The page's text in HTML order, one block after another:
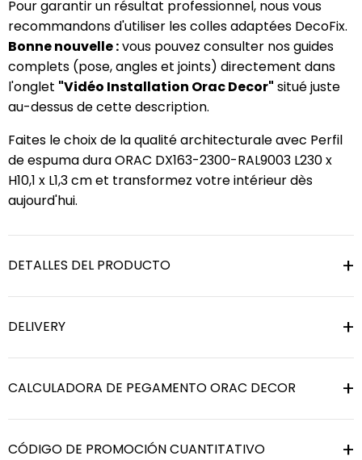
Pour garantir un résultat professionnel, nous vous
recommandons d'utiliser les colles adaptées DecoFix.
Bonne nouvelle :vous pouvez consulter nos guides
complets (pose, angles et joints) directement dans
l'onglet "Vidéo Installation Orac Decor" situé juste
au-dessus de cette description.
Faites le choix de la qualité architecturale avec Perfil
de espuma dura ORAC DX163-2300-RAL9003 L230 x
H10,1 x L1,3 cm et transformez votre intérieur dès
aujourd'hui.
DETALLES DEL PRODUCTO
DELIVERY
CALCULADORA DE PEGAMENTO ORAC DECOR
CÓDIGO DE PROMOCIÓN CUANTITATIVO